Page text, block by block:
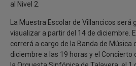
al Nivel 2.
La Muestra Escolar de Villancicos será
visualizar a partir del 14 de diciembre.
correrá a cargo de la Banda de Música
diciembre a las 19 horas y el Concierto